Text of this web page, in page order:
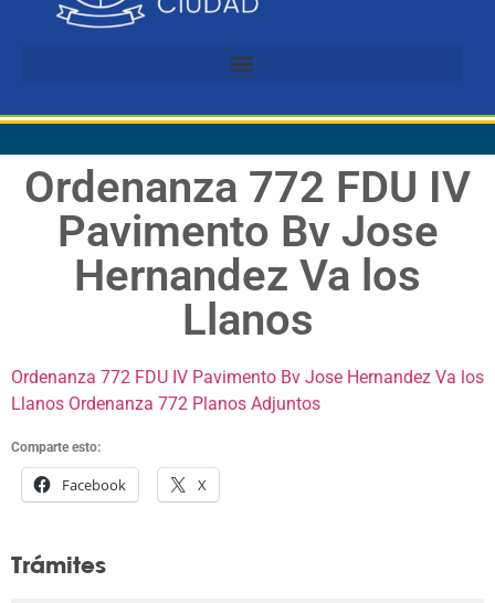
Ordenanza 772 FDU IV
Pavimento Bv Jose
Hernandez Va los
Llanos
Ordenanza 772 FDU IV Pavimento Bv Jose Hernandez Va los
Llanos Ordenanza 772 Planos Adjuntos
Comparte esto:
Facebook X
Trámites